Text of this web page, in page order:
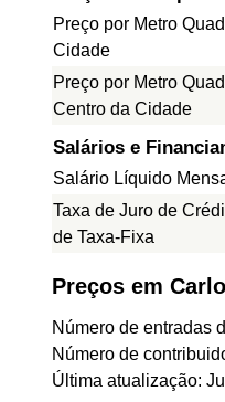
Preço por Metro
Cidade
Preço por Metro
Centro da Cidade
Salários e
Salário Líquido
Taxa de Juro de
de Taxa-Fixa
Preços em
Número de entradas
Número de
Última atualização: